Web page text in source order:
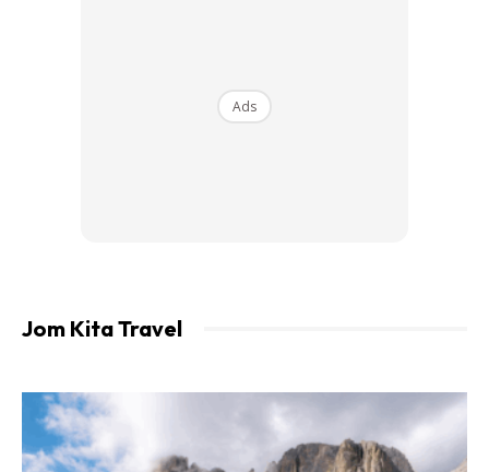
Pasar terapung ni kebiasaannya popular di Thailand, tapi
jangan tak tahu yang pasar sedemikian juga boleh dilawati
di Kelantan atau lebih tepatnya di Kampung Pulau Suri,
Ads
Jom Kita Travel